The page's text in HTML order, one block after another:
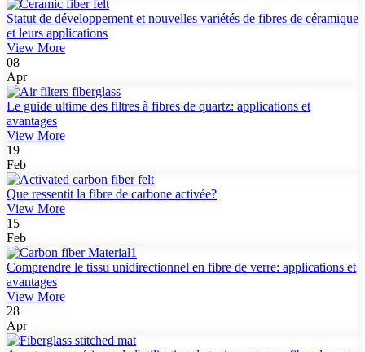
Statut de développement et nouvelles variétés de fibres de céramique
et leurs applications
View More
08
Apr
Le guide ultime des filtres à fibres de quartz: applications et
avantages
View More
19
Feb
Que ressentit la fibre de carbone activée?
View More
15
Feb
Comprendre le tissu unidirectionnel en fibre de verre: applications et
avantages
View More
28
Apr